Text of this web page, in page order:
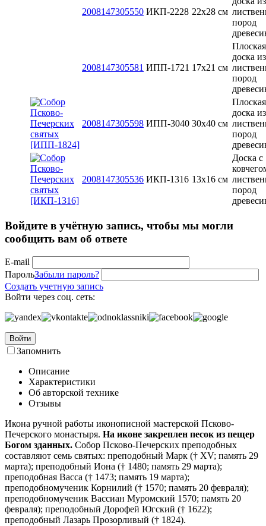
2008147305550 ИКП-2228 22х28 см
пород
2008147305581 ИПП-1721 17х21 см
Плоская
доска из
пород
2008147305598 ИПП-3040 30x40 см
Плоская
доска из
пород
2008147305536 ИКП-1316 13x16 см
Доска с
пород
Войдите в учётную запись, чтобы мы могли
сообщить вам об ответе
E-mail
ПарольЗабыли пароль?
Создать учетную запись
Войти через соц. сеть:
Войти
Запомнить
Описание
Характеристики
Об авторской технике
Отзывы
Икона ручной работы иконописной мастерской Псково-
Печерского монастыря. На иконе закреплен песок из пещер
Богом зданных. Собор Псково-Печерских преподобных
составляют семь святых: преподобный Марк († XV; память 29
марта); преподобный Иона († 1480; память 29 марта);
преподобная Васса († 1473; память 19 марта);
преподобномученик Корнилий († 1570; память 20 февраля);
преподобномученик Вассиан Муромский 1570; память 20
февраля); преподобный Дорофей Югский († 1622);
преподобный Лазарь Прозорливый († 1824).